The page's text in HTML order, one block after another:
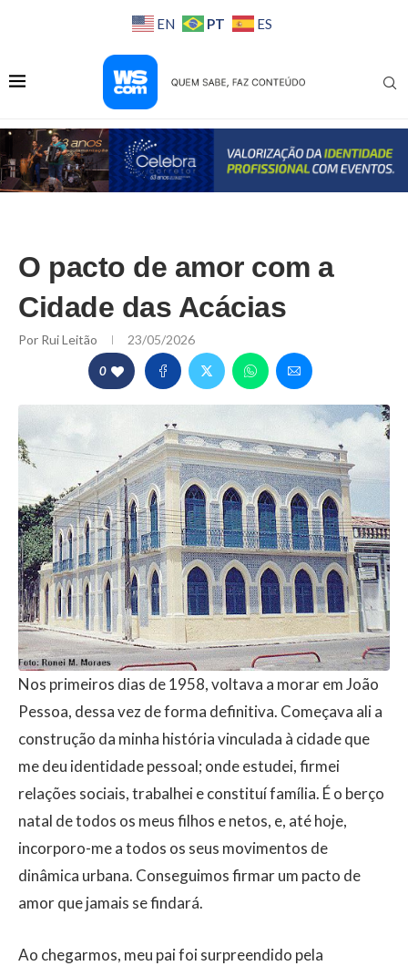
EN PT ES
O pacto de amor com a
Cidade das Acácias
Por Rui Leitão 23/05/2026
0
Nos primeiros dias de 1958, voltava a morar em João
Pessoa, dessa vez de forma definitiva. Começava ali a
construção da minha história vinculada à cidade que
me deu identidade pessoal; onde estudei, firmei
relações sociais, trabalhei e constituí família. É o berço
natal de todos os meus filhos e netos, e, até hoje,
incorporo-me a todos os seus movimentos de
dinâmica urbana. Conseguimos firmar um pacto de
amor que jamais se findará.
Ao chegarmos, meu pai foi surpreendido pela